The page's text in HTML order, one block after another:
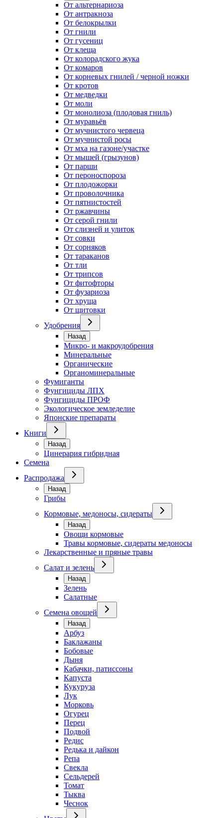
От альтернариоза
От антракноза
От белокрылки
От гнили
От гусениц
От клеща
От колорадского жука
От комаров
От корневых гнилей / черной ножки
От кротов
От медведки
От моли
От монолиоза (плодовая гниль)
От муравьёв
От мучнистого червеца
От мучнистой росы
От мха на газоне/участке
От мышей (грызунов)
От парши
От пероноспороза
От плодожорки
От проволочника
От пятнистостей
От ржавчины
От серой гнили
От слизней и улиток
От совки
От сорняков
От тараканов
От тли
От трипсов
От фитофторы
От фузариоза
От хруща
От щитовки
Удобрения
Назад
Микро- и макроудобрения
Минеральные
Органические
Органоминеральные
Фумиганты
Фунгициды ЛПХ
Фунгициды ПРОФ
Экологическое земледелие
Японские препараты
Книги
Назад
Цинерария гибридная
Семена
Распродажа
Назад
Грибы
Кормовые, медоносы, сидераты
Назад
Овощи кормовые
Травы кормовые, сидераты медоносы
Лекарственные и пряные травы
Салат и зелень
Назад
Зелень
Салатные
Семена овощей
Назад
Арбуз
Баклажаны
Бобовые
Дыня
Кабачки, патиссоны
Капуста
Кукуруза
Лук
Морковь
Огурец
Перец
Подвой
Редис
Редька и дайкон
Репа
Свекла
Сельдерей
Томат
Тыква
Чеснок